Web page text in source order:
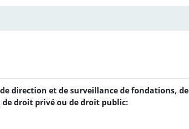
direction et de surveillance de fondations, de
droit privé ou de droit public: